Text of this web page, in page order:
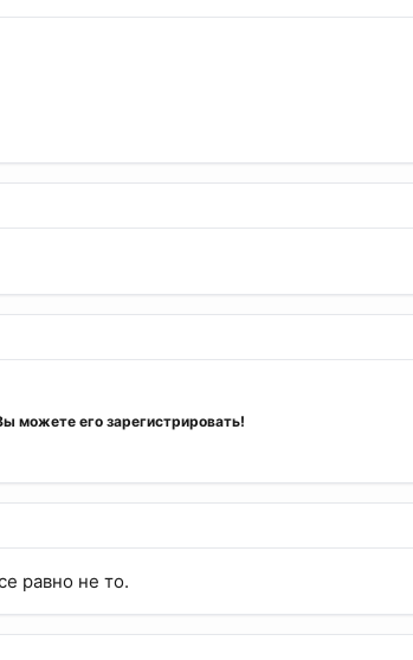
можете его зарегистрировать!
равно не то.